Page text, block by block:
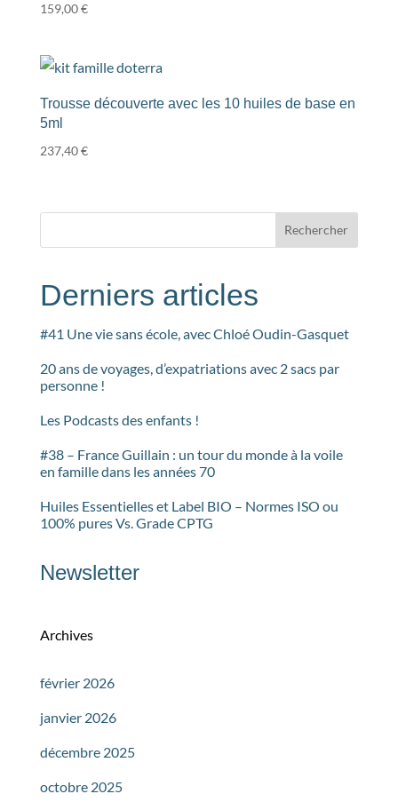
159,00€
Trousse découverte avec les 10 huiles de base en
5ml
237,40€
Rechercher
Derniers articles
#41 Une vie sans école, avec Chloé Oudin-Gasquet
20 ans de voyages, d’expatriations avec 2 sacs par
personne !
Les Podcasts des enfants !
#38 – France Guillain : un tour du monde à la voile
en famille dans les années 70
Huiles Essentielles et Label BIO – Normes ISO ou
100% pures Vs. Grade CPTG
Newsletter
Archives
février 2026
janvier 2026
décembre 2025
octobre 2025